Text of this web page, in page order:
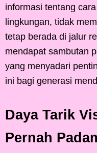
informasi tentang
lingkungan, tidak
tetap berada di jalur
mendapat sambutan
yang menyadari
ini bagi generasi
Daya Tarik
Pernah